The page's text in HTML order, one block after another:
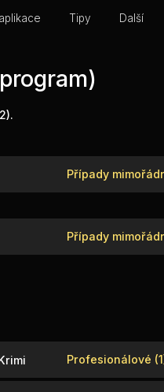
Tipy Další
Případy
Případy
Profesionálové